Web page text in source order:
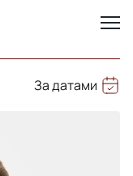
За датами